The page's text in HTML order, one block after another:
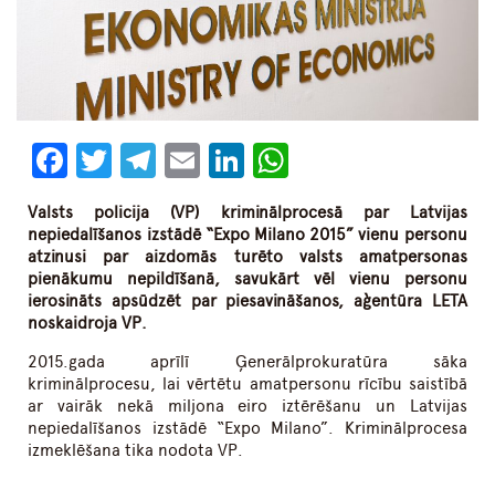
Facebook
Twitter
Telegram
EmailLinkedIn
Valsts policija (VP) kriminālprocesā par Latvijas
nepiedalīšanos izstādē “Expo Milano 2015” vienu personu
atzinusi par aizdomās turēto valsts amatpersonas
pienākumu nepildīšanā, savukārt vēl vienu personu
ierosināts apsūdzēt par piesavināšanos, aģentūra LETA
noskaidroja VP.
2015.gada aprīlī Ģenerālprokuratūra sāka
kriminālprocesu, lai vērtētu amatpersonu rīcību saistībā
ar vairāk nekā miljona eiro iztērēšanu un Latvijas
nepiedalīšanos izstādē “Expo Milano”. Kriminālprocesa
izmeklēšana tika nodota VP.